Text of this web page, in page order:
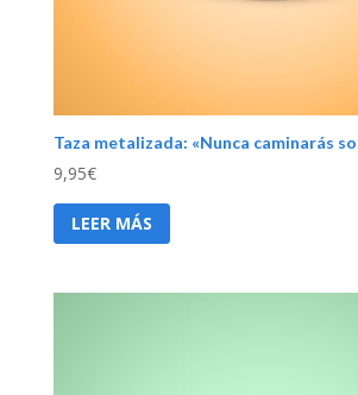
Taza metalizada: «Nunca caminarás
9,95€
LEER MÁS